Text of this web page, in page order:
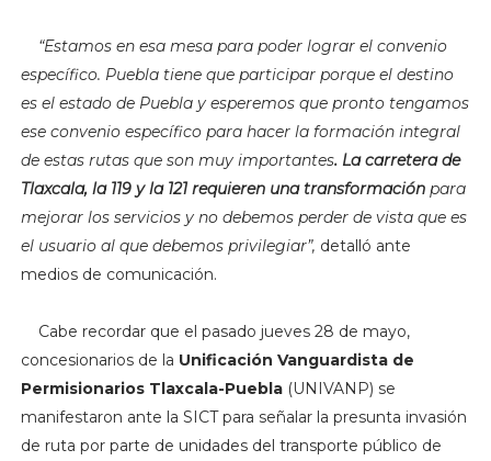
“Estamos en esa mesa para poder lograr el convenio
específico. Puebla tiene que participar porque el destino
es el estado de Puebla y esperemos que pronto tengamos
ese convenio específico para hacer la formación integral
de estas rutas que son muy importantes. La carretera de
Tlaxcala, la 119 y la 121 requieren una transformación para
mejorar los servicios y no debemos perder de vista que es
el usuario al que debemos privilegiar”, detalló ante
medios de comunicación.
Cabe recordar que el pasado jueves 28 de mayo,
concesionarios de la Unificación Vanguardista de
Permisionarios Tlaxcala-Puebla(UNIVANP) se
manifestaron ante la SICT para señalar la presunta invasión
de ruta por parte de unidades del transporte público de